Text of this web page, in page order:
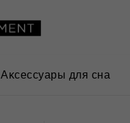
Аĸсессуары для сна